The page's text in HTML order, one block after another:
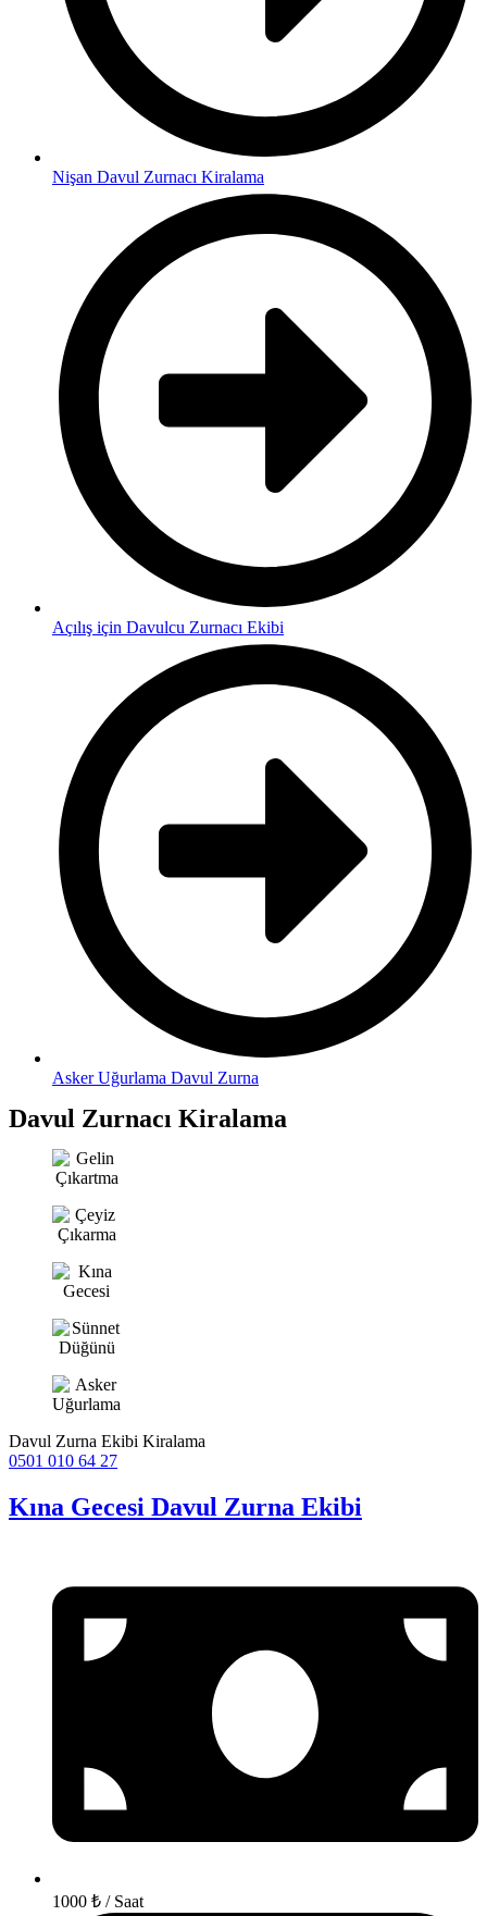
Nişan Davul Zurnacı Kiralama
Açılış için Davulcu Zurnacı Ekibi
Asker Uğurlama Davul Zurna
Davul Zurnacı Kiralama
Davul Zurna Ekibi Kiralama
0501 010 64 27
Kına Gecesi Davul Zurna Ekibi
1000 ₺ / Saat